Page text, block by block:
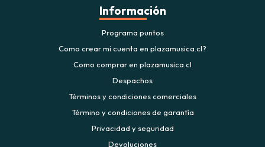
Información
Programa puntos
Como crear mi cuenta en plazamusica.cl?
Como comprar en plazamusica.cl
Despachos
Términos y condiciones comerciales
Término y condiciones de garantía
Privacidad y seguridad
Devoluciones